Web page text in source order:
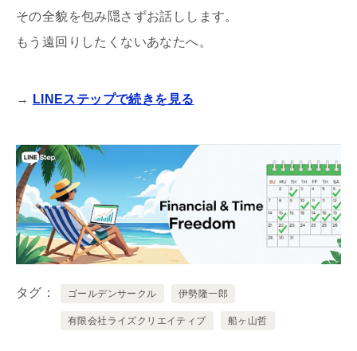
その全貌を包み隠さずお話しします。
もう遠回りしたくないあなたへ。
→ LINEステップで続きを見る
タグ ゴールデンサークル 伊勢隆一郎
有限会社ライズクリエイティブ 船ヶ山哲